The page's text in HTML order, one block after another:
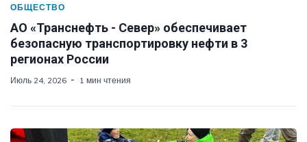
ОБЩЕСТВО
АО «Транснефть - Север» обеспечивает
безопасную транспортировку нефти в 3
регионах России
Июль 24, 2026 1 мин чтения